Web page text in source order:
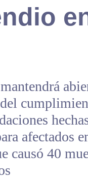
afectados
causó 40